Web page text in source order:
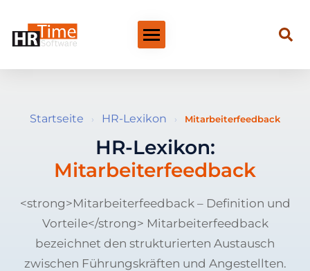
Startseite › HR-Lexikon › Mitarbeiterfeedback
HR-Lexikon:
Mitarbeiterfeedback
<strong>Mitarbeiterfeedback – Definition und
Vorteile</strong> Mitarbeiterfeedback
bezeichnet den strukturierten Austausch
zwischen Führungskräften und Angestellten.